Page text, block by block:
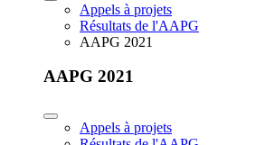
Appels à projets
Résultats de l'AAPG
AAPG 2021
AAPG 2021
Appels à projets